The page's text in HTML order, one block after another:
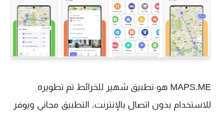
MAPS.ME هو تطبيق شهير للخرائط تم تطويره
للاستخدام بدون اتصال بالإنترنت. التطبيق مجاني ويوفر